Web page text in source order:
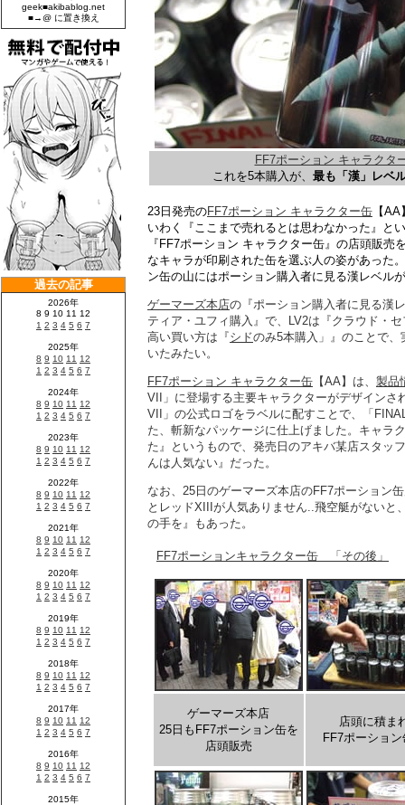
FF7ポーション キャラクタ
これを5本購入が、 最も「漢」レベ
23日発売のFF7ポーション キャラクター缶 【
いわく『ここまで売れるとは思わなかった』と
『FF7ポーション キャラクター缶』の店頭販
なキャラが印刷された缶を選ぶ人の姿があった
ン缶の山にはポーション購入者に見る漢レベル
ゲーマーズ本店の『ポーション購入者に見る漢
ティア・ユフィ購入』で、LV2は『クラウド・
高い買い方は『シドのみ5本購入」』のことで
いたみたい。
FF7ポーション キャラクター缶 【AA】は、 製品
VII」に登場する主要キャラクターがデザインさ
VII」の公式ロゴをラベルに配すことで、「
た、斬新なパッケージに仕上げました。キャラ
た』というもので、発売日のアキバ某店スタッ
んは人気ない』だった。
なお、25日のゲーマーズ本店のFF7ポーション
とレッドXIIIが人気ありません..飛空艇がないと
の手を』もあった。
FF7ポーションキャラクター缶 「その後」
ゲーマーズ本店
25日もFF7ポーション缶を
店頭販売
店頭に積ま
FF7ポーショ